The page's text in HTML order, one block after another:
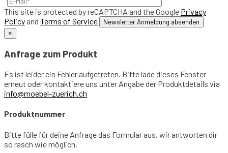
This site is protected by reCAPTCHA and the Google Privacy
Policy and Terms of Service
×
Anfrage zum Produkt
Es ist leider ein Fehler aufgetreten. Bitte lade dieses Fenster
erneut oder kontaktiere uns unter Angabe der Produktdetails via
info@moebel-zuerich.ch
Produktnummer
Bitte fülle für deine Anfrage das Formular aus, wir antworten dir
so rasch wie möglich.